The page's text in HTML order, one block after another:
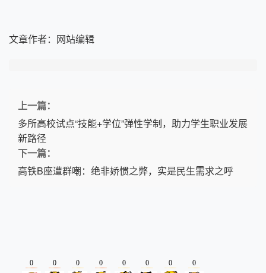
文章作者： 网站编辑
上一篇：
多所高校试点“技能+学位”弹性学制，助力学生职业发展
新路径
下一篇：
高铁B座遭群嘲：绝非娇惯之弊，实是民生需求之呼